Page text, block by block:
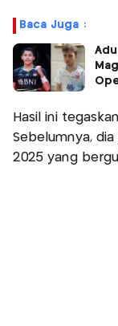
Baca Juga :
Hasil ini
Sebelumnya,
2025 yang